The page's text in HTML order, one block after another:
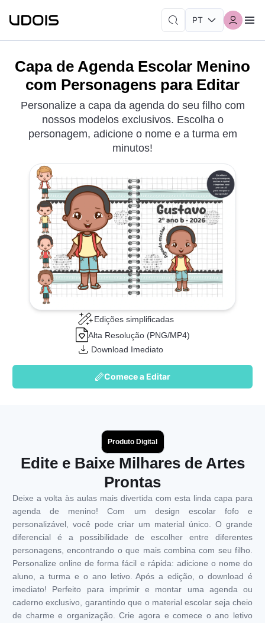
Capa de Agenda Escolar Menino
com Personagens para Editar
Personalize a capa da agenda do seu filho com
nossos modelos exclusivos. Escolha o
personagem, adicione o nome e a turma em
minutos!
Edições simplificadas
Alta Resolução (PNG/MP4)
Download Imediato
Comece a Editar
Produto Digital
Edite e Baixe Milhares de Artes
Prontas
Deixe a volta às aulas mais divertida com esta linda capa para
agenda de menino! Com um design escolar fofo e
personalizável, você pode criar um material único. O grande
diferencial é a possibilidade de escolher entre diferentes
personagens, encontrando o que mais combina com seu filho.
Personalize online de forma fácil e rápida: adicione o nome do
aluno, a turma e o ano letivo. Após a edição, o download é
imediato! Perfeito para imprimir e montar uma agenda ou
caderno exclusivo, garantindo que o material escolar seja cheio
de charme e organização. Crie agora e comece o ano letivo